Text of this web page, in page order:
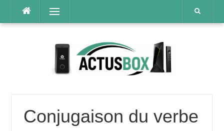
contenu
Menu
Conjugaison du verbe